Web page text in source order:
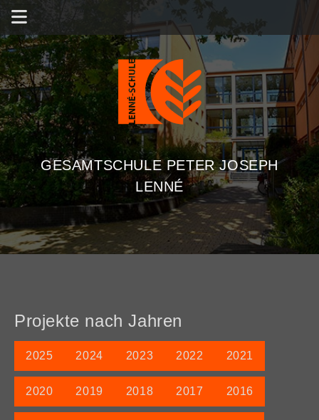
GESAMTSCHULE PETER JOSEPH
LENNÉ
Projekte nach Jahren
2025 2024 2023 2022 2021
2020 2019 2018 2017 2016